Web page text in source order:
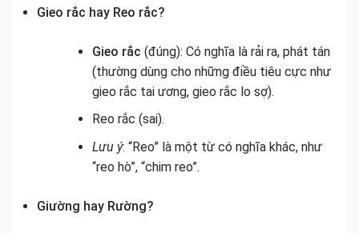
Gieo rắc hay Reo rắc?
Gieo rắc (đúng): Có nghĩa là rải ra, phát tán
(thường dùng cho những điều tiêu cực như
gieo rắc tai ương, gieo rắc lo sợ).
Reo rắc (sai).
Lưu ý: “Reo” là một từ có nghĩa khác, như
“reo hò”, “chim reo”.
Giường hay Rường?